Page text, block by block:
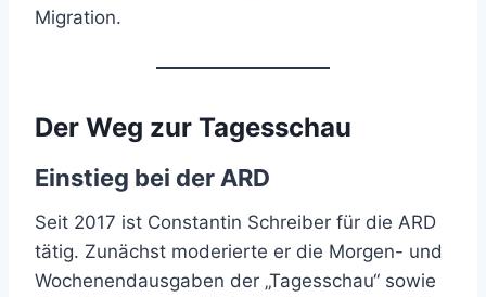
Migration.
Der Weg zur Tagesschau
Einstieg bei der ARD
Seit 2017 ist Constantin Schreiber für die ARD
tätig. Zunächst moderierte er die Morgen- und
Wochenendausgaben der „Tagesschau“ sowie